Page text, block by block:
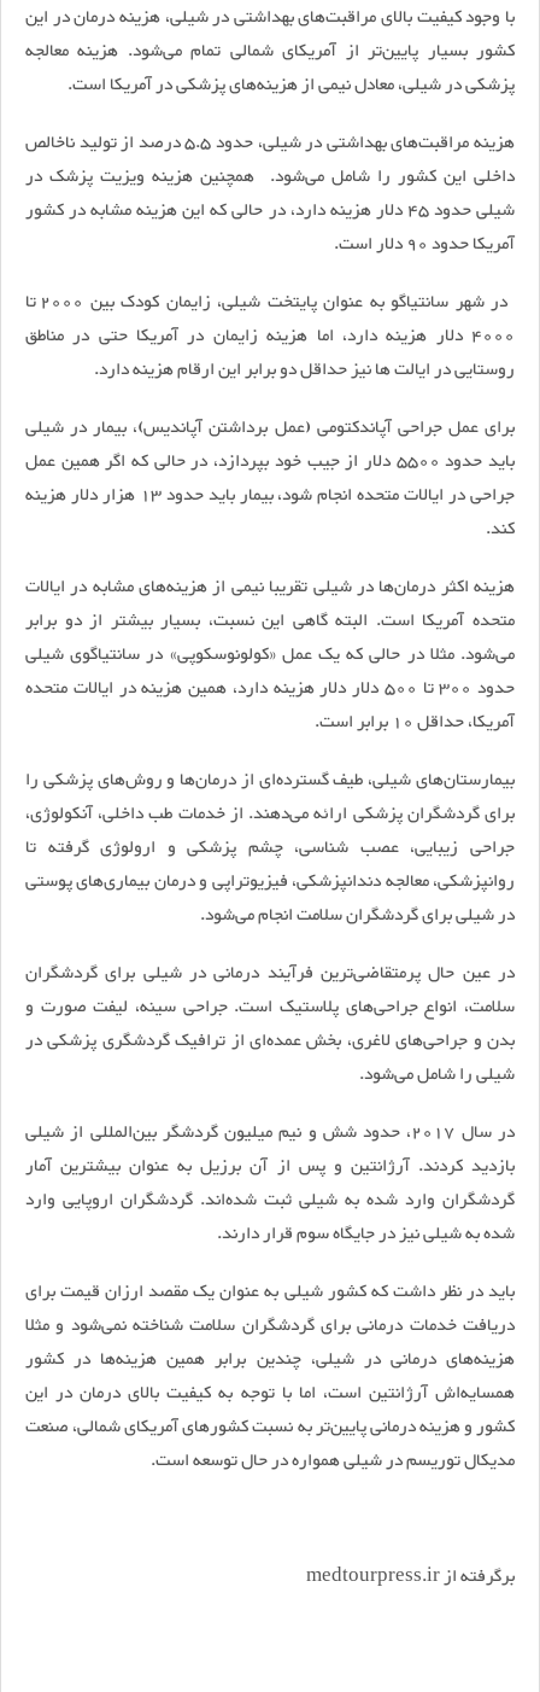
با وجود کیفیت بالای مراقبت‌های بهداشتی در شیلی، هزینه درمان در این
کشور بسیار پایین‌تر از آمریکای شمالی تمام می‌شود. هزینه معالجه
پزشکی در شیلی، معادل نیمی از هزینه‌های پزشکی در آمریکا است.
هزینه مراقبت‌های بهداشتی در شیلی، حدود 5.5 درصد از تولید ناخالص
داخلی این کشور را شامل می‌شود. همچنین هزینه ویزیت پزشک در
شیلی حدود 45 دلار هزینه دارد، در حالی که این هزینه مشابه در کشور
آمریکا حدود 90 دلار است.
در شهر سانتیاگو به عنوان پایتخت شیلی، زایمان کودک بین 2000 تا
4000 دلار هزینه دارد، اما هزینه زایمان در آمریکا حتی در مناطق
روستایی در ایالت ها نیز حداقل دو برابر این ارقام هزینه دارد.
برای عمل جراحی آپاندکتومی (عمل برداشتن آپاندیس)، بیمار در شیلی
باید حدود 5500 دلار از جیب خود بپردازد، در حالی که اگر همین عمل
جراحی در ایالات متحده انجام شود، بیمار باید حدود 13 هزار دلار هزینه
کند.
هزینه اکثر درمان‌ها در شیلی تقریبا نیمی از هزینه‌های مشابه در ایالات
متحده آمریکا است. البته گاهی این نسبت، بسیار بیشتر از دو برابر
می‌شود. مثلا در حالی که یک عمل «کولونوسکوپی» در سانتیاگوی شیلی
حدود 300 تا 500 دلار دلار هزینه دارد، همین هزینه در ایالات متحده
آمریکا، حداقل 10 برابر است.
بیمارستان‌های شیلی، طیف گسترده‌ای از درمان‌ها و روش‌های پزشکی را
برای گردشگران پزشکی ارائه می‌دهند. از خدمات طب داخلی، آنکولوژی،
جراحی زیبایی، عصب شناسی، چشم پزشکی و ارولوژی گرفته تا
روانپزشکی، معالجه دندانپزشکی، فیزیوتراپی و درمان بیماری‌های پوستی
در شیلی برای گردشگران سلامت انجام می‌شود.
در عین حال پرمتقاضی‌ترین فرآیند درمانی در شیلی برای گردشگران
سلامت، انواع جراحی‌های پلاستیک است. جراحی سینه، لیفت صورت و
بدن و جراحی‌های لاغری، بخش عمده‌ای از ترافیک گردشگری پزشکی در
شیلی را شامل می‌شود.
در سال 2017، حدود شش و نیم میلیون گردشگر بین‌المللی از شیلی
بازدید کردند. آرژانتین و پس از آن برزیل به عنوان بیشترین آمار
گردشگران وارد شده به شیلی ثبت شده‌اند. گردشگران اروپایی وارد
شده به شیلی نیز در جایگاه سوم قرار دارند.
باید در نظر داشت که کشور شیلی به عنوان یک مقصد ارزان قیمت برای
دریافت خدمات درمانی برای گردشگران سلامت شناخته نمی‌شود و مثلا
هزینه‌های درمانی در شیلی، چندین برابر همین هزینه‌ها در کشور
همسایه‌اش آرژانتین است، اما با توجه به کیفیت بالای درمان در این
کشور و هزینه درمانی پایین‌تر به نسبت کشورهای آمریکای شمالی، صنعت
مدیکال توریسم در شیلی همواره در حال توسعه است.
برگرفته از medtourpress.ir